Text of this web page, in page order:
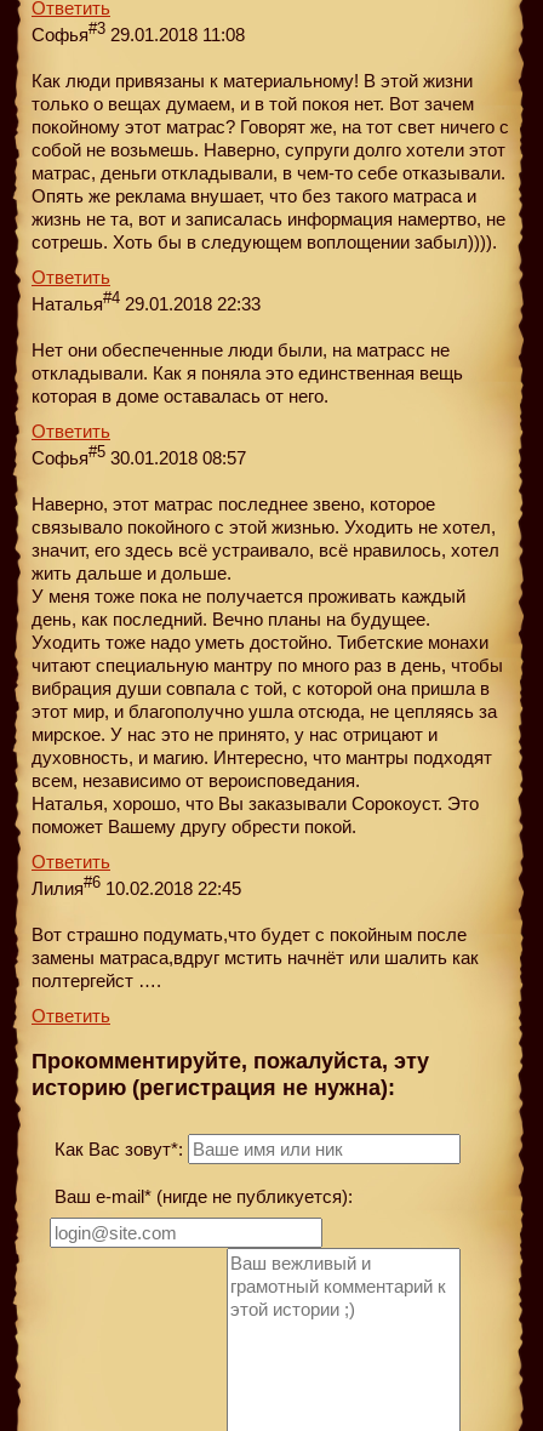
Ответить
Софья#3 29.01.2018 11:08
Как люди привязаны к материальному! В этой жизни
только о вещах думаем, и в той покоя нет. Вот зачем
покойному этот матрас? Говорят же, на тот свет ничего с
собой не возьмешь. Наверно, супруги долго хотели этот
матрас, деньги откладывали, в чем-то себе отказывали.
Опять же реклама внушает, что без такого матраса и
жизнь не та, вот и записалась информация намертво, не
сотрешь. Хоть бы в следующем воплощении забыл)))).
Ответить
Наталья#4 29.01.2018 22:33
Нет они обеспеченные люди были, на матрасс не
откладывали. Как я поняла это единственная вещь
которая в доме оставалась от него.
Ответить
Софья#5 30.01.2018 08:57
Наверно, этот матрас последнее звено, которое
связывало покойного с этой жизнью. Уходить не хотел,
значит, его здесь всё устраивало, всё нравилось, хотел
жить дальше и дольше.
У меня тоже пока не получается проживать каждый
день, как последний. Вечно планы на будущее.
Уходить тоже надо уметь достойно. Тибетские монахи
читают специальную мантру по много раз в день, чтобы
вибрация души совпала с той, с которой она пришла в
этот мир, и благополучно ушла отсюда, не цепляясь за
мирское. У нас это не принято, у нас отрицают и
духовность, и магию. Интересно, что мантры подходят
всем, независимо от вероисповедания.
Наталья, хорошо, что Вы заказывали Сорокоуст. Это
поможет Вашему другу обрести покой.
Ответить
Лилия#6 10.02.2018 22:45
Вот страшно подумать,что будет с покойным после
замены матраса,вдруг мстить начнёт или шалить как
полтергейст ….
Ответить
Прокомментируйте, пожалуйста, эту
историю (регистрация не нужна):
Как Вас зовут*:
Ваш e-mail* (нигде не публикуется):